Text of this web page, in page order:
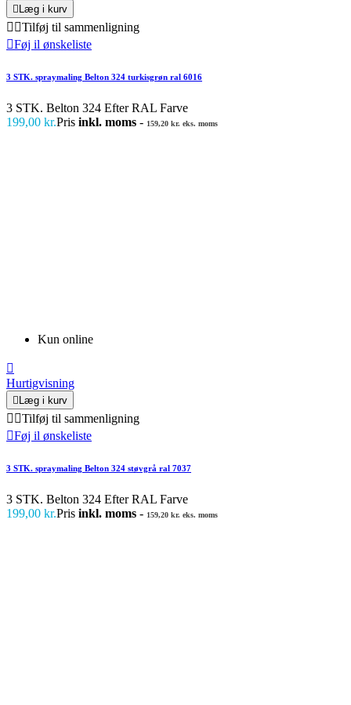
 Læg i kurv
 Tilføj til sammenligning
Føj il ønskeliste
3 STK. spraymaling Belton 324 turkisgrøn ral 6016
3 STK. Belton 324 Efter RAL Farve
199,00 kr.Pris inkl. moms - 159,20 kr. eks. moms
Kun online

Hurtigvisning
 Læg i kurv
 Tilføj til sammenligning
Føj il ønskeliste
3 STK. spraymaling Belton 324 støvgrå ral 7037
3 STK. Belton 324 Efter RAL Farve
199,00 kr.Pris inkl. moms - 159,20 kr. eks. moms